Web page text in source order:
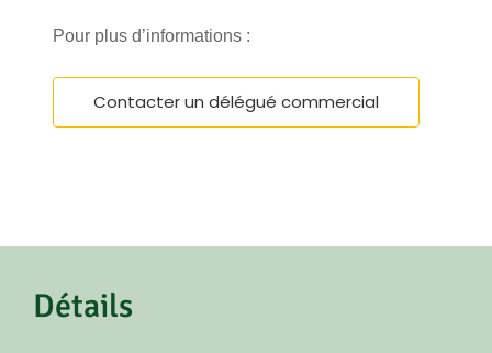
Pour plus d’informations :
Contacter un délégué commercial
Détails